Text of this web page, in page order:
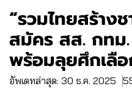
“รวมไทยสร้าง
สมัคร สส. กทม
พร้อมลุยศึกเลื
อัพเดทล่าสุด: 30 ธ.ค. 2025